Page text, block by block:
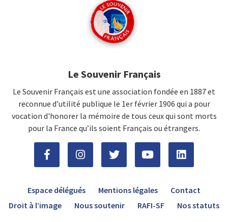
Le Souvenir Français
Le Souvenir Français est une association fondée en 1887 et
reconnue d’utilité publique le 1er février 1906 qui a pour
vocation d'honorer la mémoire de tous ceux qui sont morts
pour la France qu’ils soient Français ou étrangers.
Espace délégués Mentions légales
Contact
Droit à l’image
Nous soutenir RAFI-SF Nos statuts